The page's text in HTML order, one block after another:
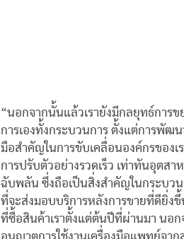
“นอกจากนั้นแล้วเรายังมีกลยุทธ์การ
การเองทั้งกระบวนการ ตั้งแต่การพัฒ
มือสำคัญในการขับเคลื่อนองค์กรของเ
การปรับตัวอย่างรวดเร็ว เท่าทันอุตส
ฉับพลัน ซึ่งถือเป็นสิ่งสำคัญในกระบวน
ที่จะส่งมอบบริการหลังการขายที่ดียิ่ง
ที่ซื้อสินค้าเราตั้งแต่ต้นปีที่ผ่านมา นอ
อนุญาตการใช้งานเครื่องมือแพทย์จาก